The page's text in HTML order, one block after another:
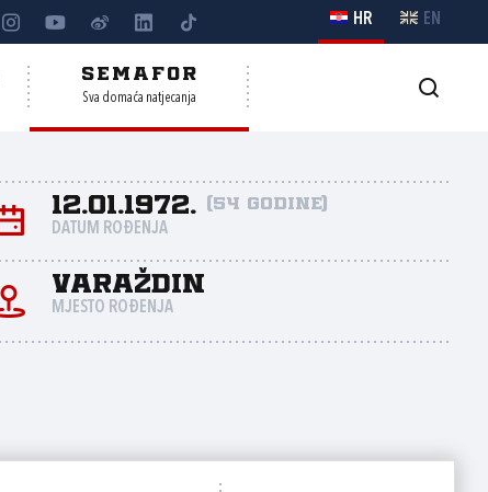
HR EN
SEMAFOR
Sva domaća natjecanja
12.01.1972. (54 godine)
DATUM ROĐENJA
Varaždin
MJESTO ROĐENJA